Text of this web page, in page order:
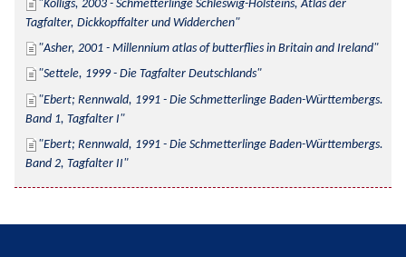
Kolligs, 2003 - Schmetterlinge Schleswig-Holsteins, Atlas der
Tagfalter, Dickkopffalter und Widderchen
Asher, 2001 - Millennium atlas of butterflies in Britain and Ireland
Settele, 1999 - Die Tagfalter Deutschlands
Ebert; Rennwald, 1991 - Die Schmetterlinge Baden-Württembergs.
Band 1, Tagfalter I
Ebert; Rennwald, 1991 - Die Schmetterlinge Baden-Württembergs.
Band 2, Tagfalter II